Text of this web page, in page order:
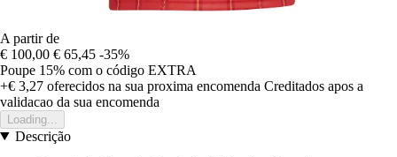
A partir de
€ 100,00 € 65,45 -35%
Poupe 15% com o código EXTRA
+€ 3,27 oferecidos na sua proxima encomenda Creditados apos a
validacao da sua encomenda
Loading...
Descrição